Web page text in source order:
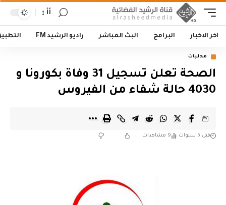
أأ
اخر الاخبار البرامج البث المباشر راديو الرشيد FM
محليات
الصحة تعلن تسجيل 31 وفاة بكورونا و
4030 حالة شفاء من الفيروس
قبل 5 سنوات 9 مشاهدات